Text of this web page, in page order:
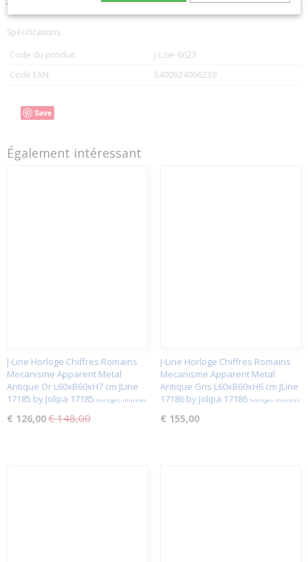
Spécifications
Code du produit
J-Line-6623
Code EAN
5400924066239
Save
Également intéressant
J-Line Horloge Chiffres Romains
Mecanisme Apparent Metal
Antique Or L60xB60xH7 cm JLine
17185 by Jolipa 17185 horloges-murales
€ 126,00€ 148,00
J-Line Horloge Chiffres Romains
Mecanisme Apparent Metal
Antique Gris L60xB60xH6 cm JLine
17186 by Jolipa 17186 horloges-murales
€ 155,00